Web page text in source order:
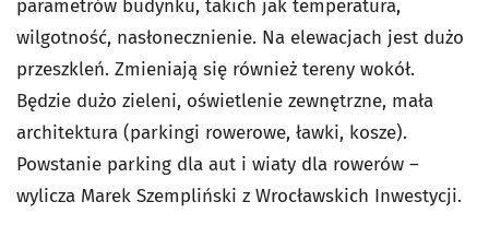
parametrów budynku, takich jak temperatura,
wilgotność, nasłonecznienie. Na elewacjach jest dużo
przeszkleń. Zmieniają się również tereny wokół.
Będzie dużo zieleni, oświetlenie zewnętrzne, mała
architektura (parkingi rowerowe, ławki, kosze).
Powstanie parking dla aut i wiaty dla rowerów –
wylicza Marek Szempliński z Wrocławskich Inwestycji.